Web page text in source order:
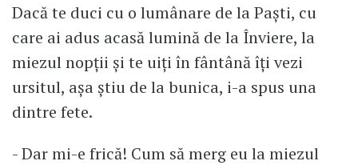
Dacă te duci cu o lumânare de la Paști, cu
care ai adus acasă lumină de la Înviere, la
miezul nopții și te uiți în fântână îți vezi
ursitul, așa știu de la bunica, i-a spus una
dintre fete.
- Dar mi-e frică! Cum să merg eu la miezul